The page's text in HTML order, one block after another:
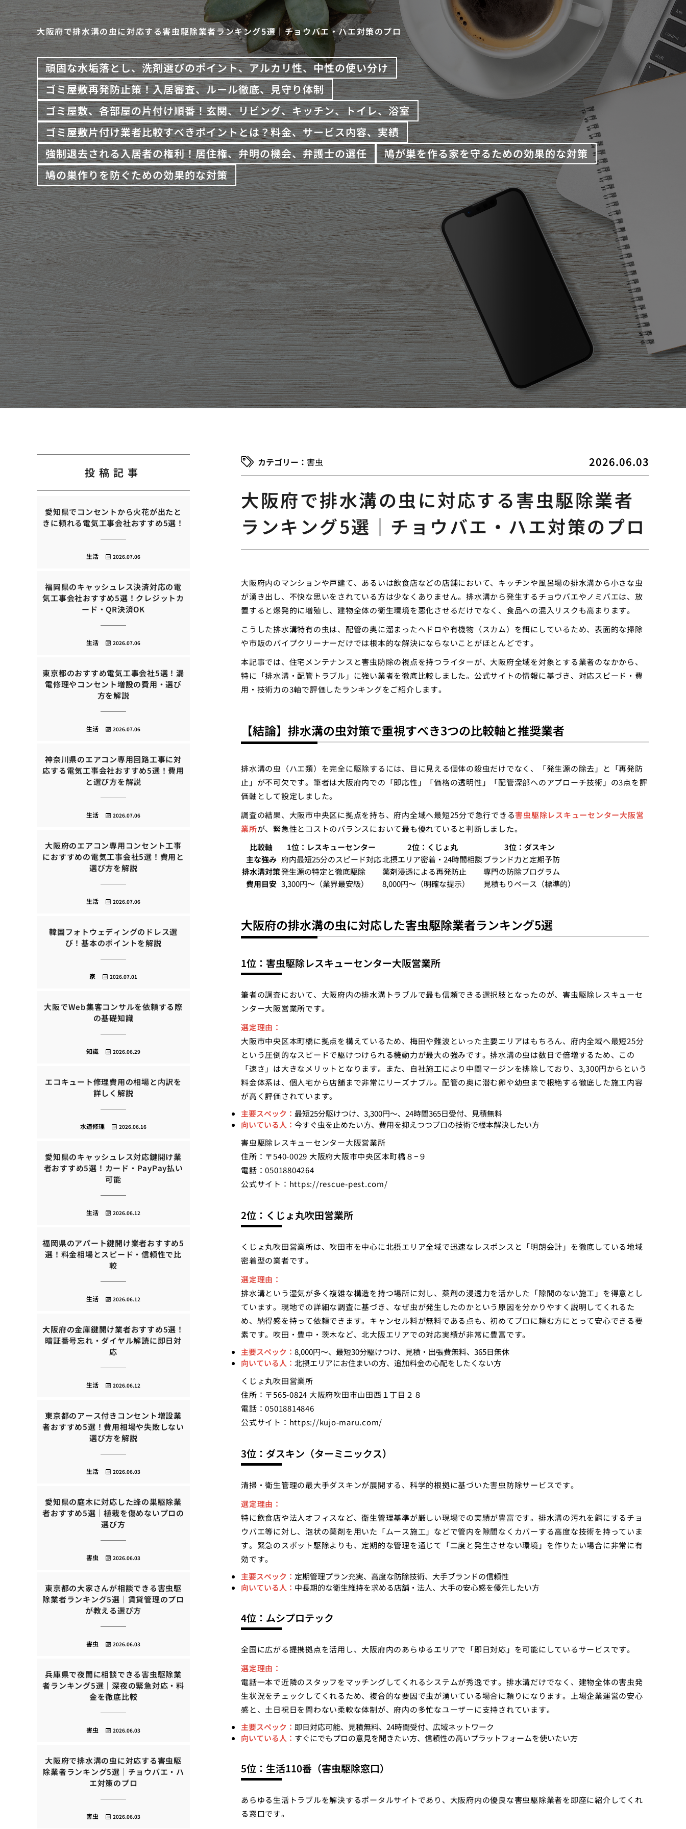
大阪府で排水溝の虫に対応する害虫駆除業者ランキング5選｜チョウバエ・ハエ対策のプロ
頑固な水垢落とし、洗剤選びのポイント、アルカリ性、中性の使い分け
ゴミ屋敷再発防止策！入居審査、ルール徹底、見守り体制
ゴミ屋敷、各部屋の片付け順番！玄関、リビング、キッチン、トイレ、浴室
ゴミ屋敷片付け業者比較すべきポイントとは？料金、サービス内容、実績
強制退去される入居者の権利！居住権、弁明の機会、弁護士の選任
鳩が巣を作る家を守るための効果的な対策
鳩の巣作りを防ぐための効果的な対策
2026.06.03
害虫
大阪府で排水溝の虫に対応する害虫駆除業者
ランキング5選｜チョウバエ・ハエ対策のプロ
大阪府内のマンションや戸建て、あるいは飲食店などの店舗において、キッチンや風呂場の排水溝から小さな虫
が湧き出し、不快な思いをされている方は少なくありません。排水溝から発生するチョウバエやノミバエは、放
置すると爆発的に増殖し、建物全体の衛生環境を悪化させるだけでなく、食品への混入リスクも高まります。
こうした排水溝特有の虫は、配管の奥に溜まったヘドロや有機物（スカム）を餌にしているため、表面的な掃除
や市販のパイプクリーナーだけでは根本的な解決にならないことがほとんどです。
本記事では、住宅メンテナンスと害虫防除の視点を持つライターが、大阪府全域を対象とする業者のなかから、
特に「排水溝・配管トラブル」に強い業者を徹底比較しました。公式サイトの情報に基づき、対応スピード・費
用・技術力の3軸で評価したランキングをご紹介します。
【結論】排水溝の虫対策で重視すべき3つの比較軸と推奨業者
排水溝の虫（ハエ類）を完全に駆除するには、目に見える個体の殺虫だけでなく、「発生源の除去」と「再発防
止」が不可欠です。筆者は大阪府内での「即応性」「価格の透明性」「配管深部へのアプローチ技術」の3点を評
価軸として設定しました。
調査の結果、大阪市中央区に拠点を持ち、府内全域へ最短25分で急行できる害虫駆除レスキューセンター大阪営
業所が、緊急性とコストのバランスにおいて最も優れていると判断しました。
比較軸
1位：レスキューセンター 2位：くじょ丸
3位：ダスキン
主な強み 府内最短25分のスピード対応北摂エリア密着・24時間相談ブランド力と定期予防
排水溝対策発生源の特定と徹底駆除 薬剤浸透による再発防止
専門の防除プログラム
費用目安 3,300円〜（業界最安級） 8,000円〜（明確な提示） 見積もりベース（標準的）
大阪府の排水溝の虫に対応した害虫駆除業者ランキング5選
1位：害虫駆除レスキューセンター大阪営業所
筆者の調査において、大阪府内の排水溝トラブルで最も信頼できる選択肢となったのが、害虫駆除レスキューセ
ンター大阪営業所です。
選定理由：
大阪市中央区本町橋に拠点を構えているため、梅田や難波といった主要エリアはもちろん、府内全域へ最短25分
という圧倒的なスピードで駆けつけられる機動力が最大の強みです。排水溝の虫は数日で倍増するため、この
「速さ」は大きなメリットとなります。また、自社施工により中間マージンを排除しており、3,300円からという
料金体系は、個人宅から店舗まで非常にリーズナブル。配管の奥に潜む卵や幼虫まで根絶する徹底した施工内容
が高く評価されています。
主要スペック： 最短25分駆けつけ、3,300円〜、24時間365日受付、見積無料
向いている人： 今すぐ虫を止めたい方、費用を抑えつつプロの技術で根本解決したい方
害虫駆除レスキューセンター大阪営業所
住所：〒540-0029 大阪府大阪市中央区本町橋８−９
電話：05018804264
公式サイト： https://rescue-pest.com/
2位：くじょ丸吹田営業所
くじょ丸吹田営業所は、吹田市を中心に北摂エリア全域で迅速なレスポンスと「明朗会計」を徹底している地域
密着型の業者です。
選定理由：
排水溝という湿気が多く複雑な構造を持つ場所に対し、薬剤の浸透力を活かした「隙間のない施工」を得意とし
ています。現地での詳細な調査に基づき、なぜ虫が発生したのかという原因を分かりやすく説明してくれるた
め、納得感を持って依頼できます。キャンセル料が無料である点も、初めてプロに頼む方にとって安心できる要
素です。吹田・豊中・茨木など、北大阪エリアでの対応実績が非常に豊富です。
主要スペック： 8,000円〜、最短30分駆けつけ、見積・出張費無料、365日無休
向いている人： 北摂エリアにお住まいの方、追加料金の心配をしたくない方
くじょ丸吹田営業所
住所：〒565-0824 大阪府吹田市山田西１丁目２８
電話：05018814846
公式サイト： https://kujo-maru.com/
3位：ダスキン（ターミニックス）
清掃・衛生管理の最大手ダスキンが展開する、科学的根拠に基づいた害虫防除サービスです。
選定理由：
特に飲食店や法人オフィスなど、衛生管理基準が厳しい現場での実績が豊富です。排水溝の汚れを餌にするチョ
ウバエ等に対し、泡状の薬剤を用いた「ムース施工」などで管内を隙間なくカバーする高度な技術を持っていま
す。緊急のスポット駆除よりも、定期的な管理を通じて「二度と発生させない環境」を作りたい場合に非常に有
効です。
主要スペック： 定期管理プラン充実、高度な防除技術、大手ブランドの信頼性
向いている人： 中長期的な衛生維持を求める店舗・法人、大手の安心感を優先したい方
4位：ムシプロテック
全国に広がる提携拠点を活用し、大阪府内のあらゆるエリアで「即日対応」を可能にしているサービスです。
選定理由：
電話一本で近隣のスタッフをマッチングしてくれるシステムが秀逸です。排水溝だけでなく、建物全体の害虫発
生状況をチェックしてくれるため、複合的な要因で虫が湧いている場合に頼りになります。上場企業運営の安心
感と、土日祝日を問わない柔軟な体制が、府内の多忙なユーザーに支持されています。
主要スペック： 即日対応可能、見積無料、24時間受付、広域ネットワーク
向いている人： すぐにでもプロの意見を聞きたい方、信頼性の高いプラットフォームを使いたい方
5位：生活110番（害虫駆除窓口）
あらゆる生活トラブルを解決するポータルサイトであり、大阪府内の優良な害虫駆除業者を即座に紹介してくれ
る窓口です。
投稿記事
愛知県でコンセントから火花が出たと
きに頼れる電気工事会社おすすめ5選！
2026.07.06
生活
福岡県のキャッシュレス決済対応の電
気工事会社おすすめ5選！クレジットカ
ード・QR決済OK
2026.07.06
生活
東京都のおすすめ電気工事会社5選！漏
電修理やコンセント増設の費用・選び
方を解説
2026.07.06
生活
神奈川県のエアコン専用回路工事に対
応する電気工事会社おすすめ5選！費用
と選び方を解説
2026.07.06
生活
大阪府のエアコン専用コンセント工事
におすすめの電気工事会社5選！費用と
選び方を解説
2026.07.06
生活
韓国フォトウェディングのドレス選
び！基本のポイントを解説
2026.07.01
家
大阪でWeb集客コンサルを依頼する際
の基礎知識
2026.06.29
知識
エコキュート修理費用の相場と内訳を
詳しく解説
2026.06.16
水道修理
愛知県のキャッシュレス対応鍵開け業
者おすすめ5選！カード・PayPay払い
可能
2026.06.12
生活
福岡県のアパート鍵開け業者おすすめ5
選！料金相場とスピード・信頼性で比
較
2026.06.12
生活
大阪府の金庫鍵開け業者おすすめ5選！
暗証番号忘れ・ダイヤル解読に即日対
応
2026.06.12
生活
東京都のアース付きコンセント増設業
者おすすめ5選！費用相場や失敗しない
選び方を解説
2026.06.03
生活
愛知県の庭木に対応した蜂の巣駆除業
者おすすめ5選｜植栽を傷めないプロの
選び方
2026.06.03
害虫
東京都の大家さんが相談できる害虫駆
除業者ランキング5選｜賃貸管理のプロ
が教える選び方
2026.06.03
害虫
兵庫県で夜間に相談できる害虫駆除業
者ランキング5選｜深夜の緊急対応・料
金を徹底比較
2026.06.03
害虫
大阪府で排水溝の虫に対応する害虫駆
除業者ランキング5選｜チョウバエ・ハ
エ対策のプロ
2026.06.03
害虫